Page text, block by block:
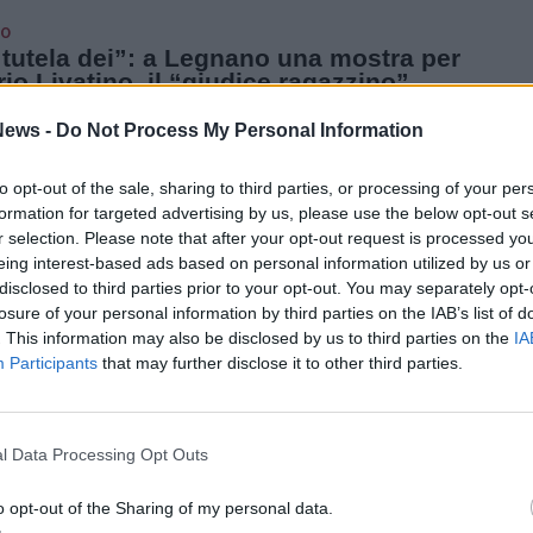
- Do Not Process My Personal Information
opt-out of the sale, sharing to third parties, or processing of your
for targeted advertising by us, please use the below opt-out
selection. Please note that after your opt-out request is processed
interest-based ads based on personal information utilized by us
to third parties prior to your opt-out. You may separately
of your personal information by third parties on the IAB’s list of
This information may also be disclosed by us to third parties on the
Participants that may further disclose it to other third parties.
Data Processing Opt Outs
opt-out of the Sharing of my personal data.
dei”: a Legnano una mostra per
Livatino, il “giudice ragazzino”
visitabile ad ingresso libero nei fine settimana, è divisa in
onora la memoria del giudice
con una mostra a palazzo Leone da
settembre Legnano onorerà la memoria del “giudice bambino”
il palazzo di via Gilardelli che attualmente ospita egli uffici
in via Gilardelli e che in passato è stato sede distaccata del
di Milano
- CULTURA
a Palazzo da Perego a Legnano con
“sublimi distorsioni riflesse”
riflesse”. Il 6 aprile alle 18 il taglio del nastro